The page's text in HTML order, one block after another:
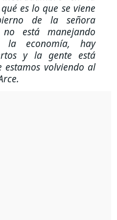
es lo que se viene
de la señora
no está manejando
la economía, hay
y la gente está
estamos volviendo al